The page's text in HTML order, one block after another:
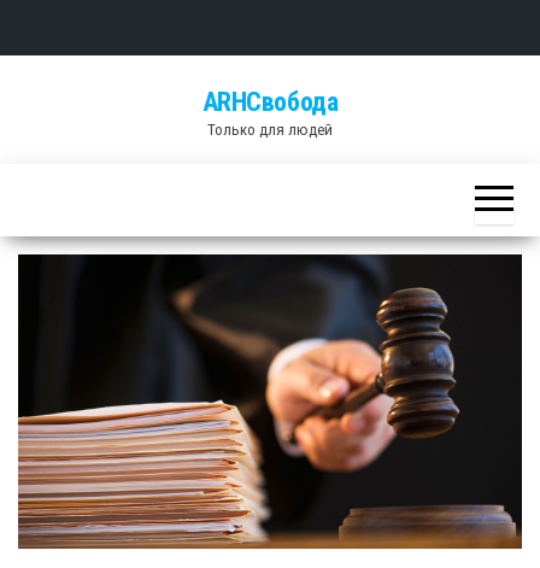
ARHСвобода
Только для людей